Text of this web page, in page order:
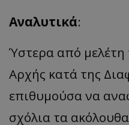
Αναλυτικά:
Ύστερα από μελέτη
Αρχής κατά της
επιθυμούσα να
σχόλια τα